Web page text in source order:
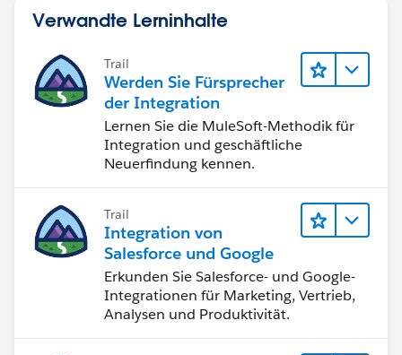
Verwandte Lerninhalte
Trail
Werden Sie Fürsprecher
der Integration
Lernen Sie die MuleSoft-Methodik für
Integration und geschäftliche
Neuerfindung kennen.
Trail
Integration von
Salesforce und Google
Erkunden Sie Salesforce- und Google-
Integrationen für Marketing, Vertrieb,
Analysen und Produktivität.